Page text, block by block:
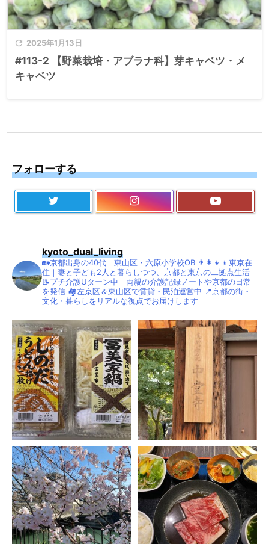
 2025年1月13日
#113-2 【野菜栽培・アブラナ科】芽キャベツ・メ
キャベツ
フォローする
kyoto_dual_living
🏡京都出身の40代｜東山区・六原小学校OB 👨‍👩‍👧‍👦東京在
住｜妻と子ども2人と暮らしつつ、京都と東京の二拠点生活
📝プチ介護Uターン中｜両親の介護記録ノートや京都の日常
を発信 🏘左京区＆東山区で賃貸・民泊運営中 📍京都の街・
文化・暮らしをリアルな視点でお届けします